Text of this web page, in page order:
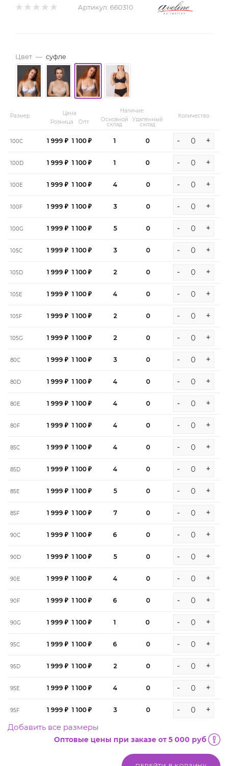
Артикул: 660310
Цвет — суфле
Размер
Цена
Розница
Опт
Наличие
Основной
склад
Удаленный
склад
Количество
100C 1 999 ₽ 1 100 ₽ 1 0 - +
100D 1 999 ₽ 1 100 ₽ 1 0 - +
100E 1 999 ₽ 1 100 ₽ 4 0 - +
100F 1 999 ₽ 1 100 ₽ 3 0 - +
100G 1 999 ₽ 1 100 ₽ 5 0 - +
105C 1 999 ₽ 1 100 ₽ 3 0 - +
105D 1 999 ₽ 1 100 ₽ 2 0 - +
105E 1 999 ₽ 1 100 ₽ 4 0 - +
105F 1 999 ₽ 1 100 ₽ 2 0 - +
105G 1 999 ₽ 1 100 ₽ 2 0 - +
80C 1 999 ₽ 1 100 ₽ 3 0 - +
80D 1 999 ₽ 1 100 ₽ 4 0 - +
80E 1 999 ₽ 1 100 ₽ 4 0 - +
80F 1 999 ₽ 1 100 ₽ 4 0 - +
85C 1 999 ₽ 1 100 ₽ 4 0 - +
85D 1 999 ₽ 1 100 ₽ 4 0 - +
85E 1 999 ₽ 1 100 ₽ 5 0 - +
85F 1 999 ₽ 1 100 ₽ 7 0 - +
90C 1 999 ₽ 1 100 ₽ 6 0 - +
90D 1 999 ₽ 1 100 ₽ 5 0 - +
90E 1 999 ₽ 1 100 ₽ 4 0 - +
90F 1 999 ₽ 1 100 ₽ 6 0 - +
90G 1 999 ₽ 1 100 ₽ 1 0 - +
95C 1 999 ₽ 1 100 ₽ 6 0 - +
95D 1 999 ₽ 1 100 ₽ 2 0 - +
95E 1 999 ₽ 1 100 ₽ 4 0 - +
95F 1 999 ₽ 1 100 ₽ 3 0 - +
Добавить все размеры
Оптовые цены при заказе от 5 000 руб